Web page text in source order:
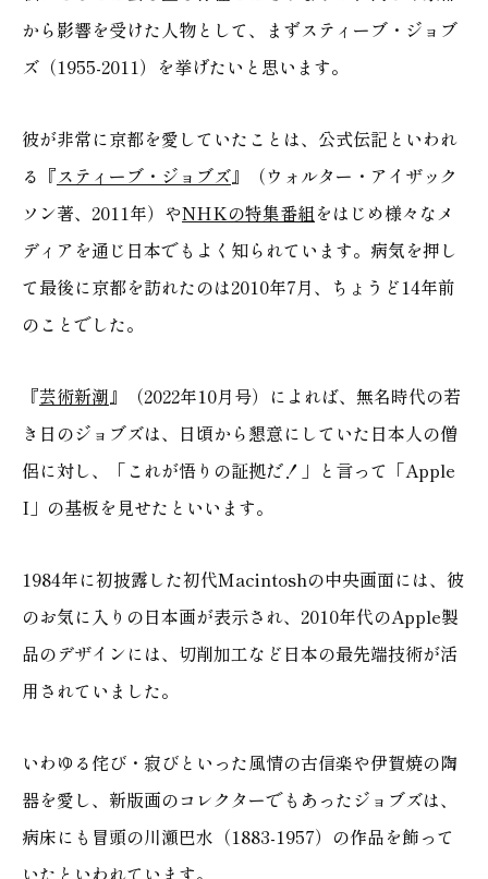
から影響を受けた人物として、まずスティーブ・ジョブ
ズ（1955-2011）を挙げたいと思います。
彼が非常に京都を愛していたことは、公式伝記といわれ
る『スティーブ・ジョブズ』（ウォルター・アイザック
ソン著、2011年）やNHKの特集番組をはじめ様々なメ
ディアを通じ日本でもよく知られています。病気を押し
て最後に京都を訪れたのは2010年7月、ちょうど14年前
のことでした。
『芸術新潮』（2022年10月号）によれば、無名時代の若
き日のジョブズは、日頃から懇意にしていた日本人の僧
侶に対し、「これが悟りの証拠だ！」と言って「Apple
I」の基板を見せたといいます。
1984年に初披露した初代Macintoshの中央画面には、彼
のお気に入りの日本画が表示され、2010年代のApple製
品のデザインには、切削加工など日本の最先端技術が活
用されていました。
いわゆる侘び・寂びといった風情の古信楽や伊賀焼の陶
器を愛し、新版画のコレクターでもあったジョブズは、
病床にも冒頭の川瀬巴水（1883-1957）の作品を飾って